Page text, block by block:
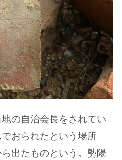
の自治会長をされてい
おられたという場所
出たものという。勢陽